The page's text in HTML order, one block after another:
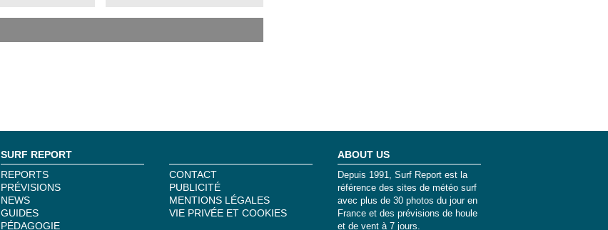
SURF REPORT
REPORTS
PRÉVISIONS
NEWS
GUIDES
PÉDAGOGIE
CONTACT
PUBLICITÉ
MENTIONS LÉGALES
VIE PRIVÉE ET COOKIES
ABOUT US
Depuis 1991, Surf Report est la
référence des sites de météo surf
avec plus de 30 photos du jour en
France et des prévisions de houle
et de vent à 7 jours.